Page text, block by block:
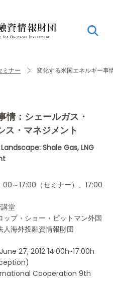
ミナー 変化する米国エネルギー事
情：シェールガス・
ス・マネジメント
Shale Gas, LNG
～17:00（セミナー）、17:00
堂
プ・ショー・ピットマン外国
海外投融資情報財団
27, 2012 14:00h~17:00h
Cooperation 9th